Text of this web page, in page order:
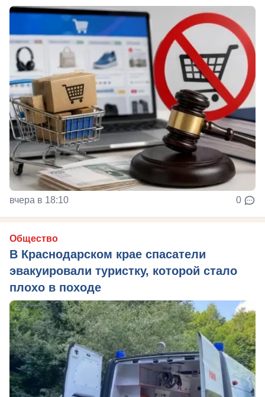
вчера в 18:10 0
Общество
В Краснодарском крае спасатели
эвакуировали туристку, которой стало
плохо в походе